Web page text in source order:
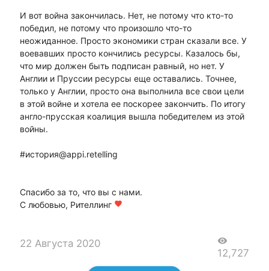
И вот война закончилась. Нет, не потому что кто-то
победил, не потому что произошло что-то
неожиданное. Просто экономики стран сказали все. У
воевавших просто кончились ресурсы. Казалось бы,
что мир должен быть подписан равный, но нет. У
Англии и Пруссии ресурсы еще оставались. Точнее,
только у Англии, просто она выполнила все свои цели
в этой войне и хотела ее поскорее закончить. По итогу
англо-прусская коалиция вышла победителем из этой
войны.
#история@appi.retelling
Спасибо за то, что вы с нами.
С любовью, Рителлинг favorite
22 Августа 2020 visibility
12,727